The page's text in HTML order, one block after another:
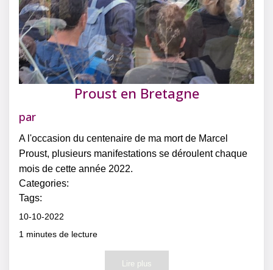
Proust en Bretagne
par
A l'occasion du centenaire de ma mort de Marcel
Proust, plusieurs manifestations se déroulent chaque
mois de cette année 2022.
Categories:
Tags:
10-10-2022
1 minutes de lecture
Lire plus